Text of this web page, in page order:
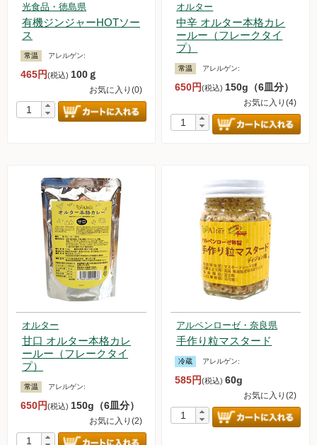
光食品・徳島県
有機ジンジャーHOTソー
ス
常温 アレルゲン:
465円(税込) 100ｇ
お気に入り(0)
オルター
中辛 オルター本格カレ
ールー（フレークタイ
プ）
常温 アレルゲン:
650円(税込) 150g（6皿分）
お気に入り(4)
オルター
甘口 オルター本格カレ
ールー（フレークタイ
プ）
常温 アレルゲン:
650円(税込) 150g（6皿分）
お気に入り(2)
アルペンローゼ・奈良県
手作り粒マスタード
冷蔵 アレルゲン:
585円(税込)60g
お気に入り(2)